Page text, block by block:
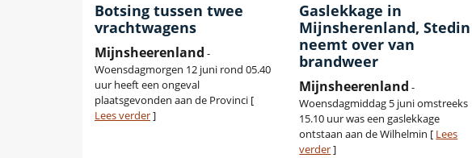
Botsing tussen twee
vrachtwagens
Mijnsheerenland -
Woensdagmorgen 12 juni rond 05.40
uur heeft een ongeval
plaatsgevonden aan de Provinci [
Lees verder]
Gaslekkage in
Mijnsherenland, Stedin
neemt over van
brandweer
Mijnsheerenland -
Woensdagmiddag 5 juni omstreeks
15.10 uur was een gaslekkage
ontstaan aan de Wilhelmin [ Lees
verder]